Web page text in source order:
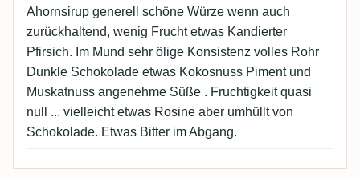
Ahornsirup generell schöne Würze wenn auch
zurückhaltend, wenig Frucht etwas Kandierter
Pfirsich. Im Mund sehr ölige Konsistenz volles Rohr
Dunkle Schokolade etwas Kokosnuss Piment und
Muskatnuss angenehme Süße . Fruchtigkeit quasi
null ... vielleicht etwas Rosine aber umhüllt von
Schokolade. Etwas Bitter im Abgang.